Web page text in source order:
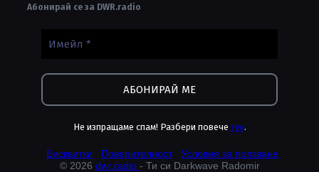
Абонирай се за DWR.radio
Не изпращаме спам! Разбери повече тук.
Бисквитки Поверителност
Условия за ползване
© 2026 dwr.radio - Ти си Darkwave Radomir